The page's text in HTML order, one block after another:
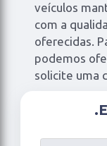
veículos
com a
oferecidas.
podemos
solicite uma
.